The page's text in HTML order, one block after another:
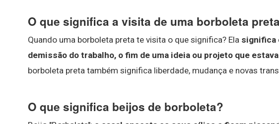
O que significa a visita de uma borboleta
Quando uma borboleta preta te visita o que significa? Ela significa
demissão do trabalho, o fim de uma ideia ou projeto que
borboleta preta também significa liberdade, mudança e novas
O que significa beijos de borboleta?